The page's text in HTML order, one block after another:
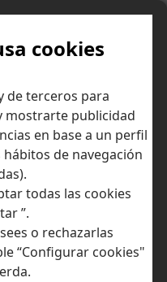
cookies
de terceros para
mostrarte publicidad
en base a un perfil
de navegación
todas las cookies
”.
o rechazarlas
“Configurar cookies"
¿Existe una burbuja en la